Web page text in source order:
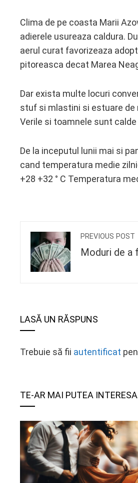
Clima de pe coasta Marii
adierele usureaza caldura.
aerul curat favorizeaza
pitoreasca decat Marea
Dar exista multe locuri
stuf si mlastini si estuare de
Verile si toamnele sunt
De la inceputul lunii mai si
cand temperatura medie
+28 +32 ° C Temperatura
PREVIOUS POST
Moduri de a
LASĂ UN RĂSPUNS
Trebuie să fii autentificat
TE-AR MAI PUTEA